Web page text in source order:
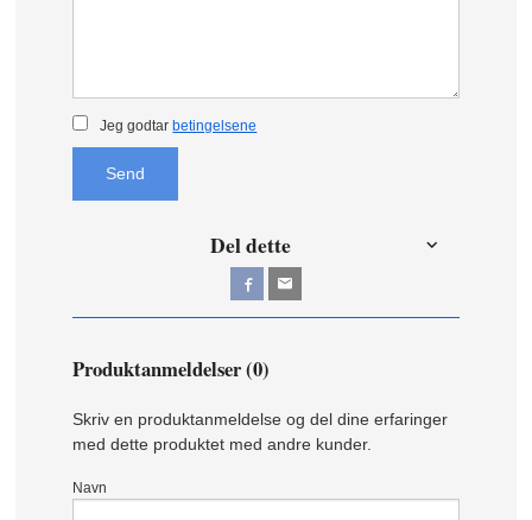
Jeg godtar betingelsene
Send
Del dette
Produktanmeldelser (0)
Skriv en produktanmeldelse og del dine erfaringer
med dette produktet med andre kunder.
Navn